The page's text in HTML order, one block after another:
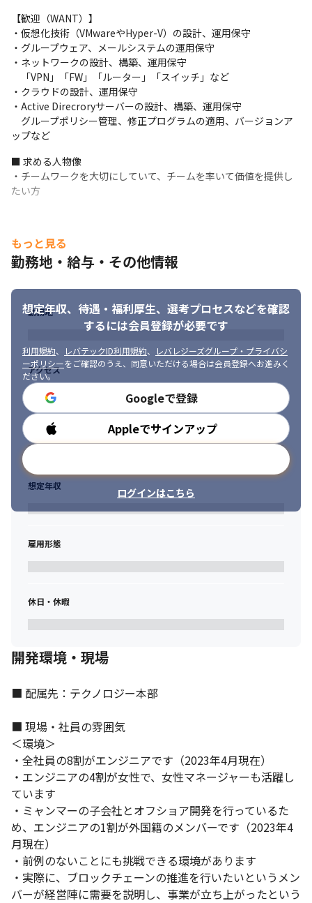
・AWS ソリューションアーキテクト アソシエイト&プロフェッシ
ョナル
・AWS デベロッパー アソシエイト
・AWS SysOps アドミニストレーター アソシエイト
■やりたいを尊重する社風
上流やりたい、クラウドやりたい、フルスタックエンジニアに
なりたい。
エンジニアの成長がモットーの当社ではこれら全て実現可能で
------------------------
【その他取り組み】
す！
◎月1回以上の上司との1on1
上司から効果的なFBをもらうことで学習サイクルを回すことが
できます。
悩みや仕事の相談もできる場です！
【歓迎（WANT）】
・仮想化技術（VMwareやHyper-V）の設計、運用保守
・グループウェア、メールシステムの運用保守
・ネットワークの設計、構築、運用保守
「VPN」「FW」「ルーター」「スイッチ」など
・クラウドの設計、運用保守
・Active Direcroryサーバーの設計、構築、運用保守
グループポリシー管理、修正プログラムの適用、バージョンア
ップなど
■ 求める人物像
・チームワークを大切にしていて、チームを率いて価値を提供し
たい方
もっと見る
勤務地・給与・その他情報
想定年収、待遇・福利厚生、 選考プロセスなどを確認
するには会員登録が必要です
利用規約、 レバテックID利用規約、
レバレジーズグループ・プライバシ
ーポリシーをご確認のうえ、同意いただける場合は会員登録へお進みく
ださい。
Googleで登録
Appleでサインアップ
ログインはこちら
勤務地
アクセス
勤務時間
想定年収
雇用形態
休日・休暇
開発環境・現場
■ 配属先：テクノロジー本部
■ 現場・社員の雰囲気
＜環境＞
・全社員の8割がエンジニアです（2023年4月現在）
・エンジニアの4割が女性で、女性マネージャーも活躍し
ています
・ミャンマーの子会社とオフショア開発を行っているた
め、エンジニアの1割が外国籍のメンバーです（2023年4
月現在）
・前例のないことにも挑戦できる環境があります
・実際に、ブロックチェーンの推進を行いたいというメン
バーが経営陣に需要を説明し、事業が立ち上がったという